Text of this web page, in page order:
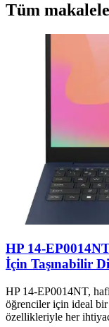
Tüm
HP 14-
İçin Taşınabilir
HP 14-EP0014NT, hafif
öğrenciler için ideal
özellikleriyle her